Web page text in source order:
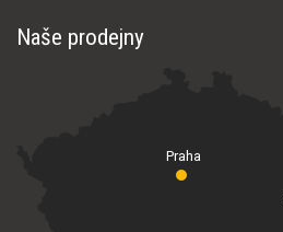
Naše prodejny
Praha